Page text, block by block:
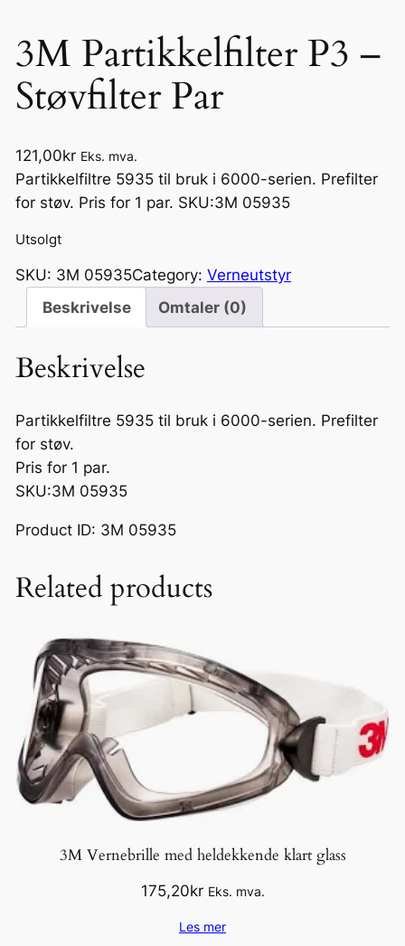
3M Partikkelfilter P3 –
Støvfilter Par
121,00kr Eks. mva.
Partikkelfiltre 5935 til bruk i 6000-serien. Prefilter
for støv. Pris for 1 par. SKU:3M 05935
Utsolgt
SKU: 3M 05935Category: Verneutstyr
Beskrivelse
Omtaler (0)
Beskrivelse
Partikkelfiltre 5935 til bruk i 6000-serien. Prefilter
for støv.
Pris for 1 par.
SKU:3M 05935
Product ID: 3M 05935
Related products
3M Vernebrille med heldekkende klart glass
175,20kr Eks. mva.
Les mer